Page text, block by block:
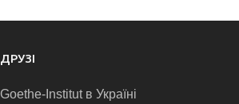
ДРУЗІ
Goethe-Institut в Україні